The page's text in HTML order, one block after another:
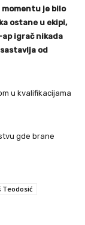
momentu je bilo
ostane u ekipi,
igrač nikada
od
u kvalifikacijama
gde brane
Teodosić